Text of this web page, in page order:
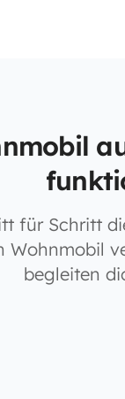
für Schritt
Wohnmobil
begleiten